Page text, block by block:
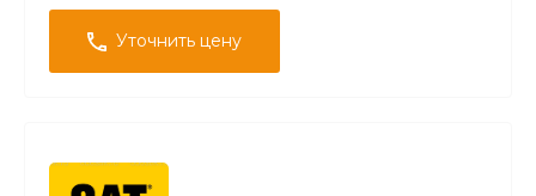
Уточнить цену